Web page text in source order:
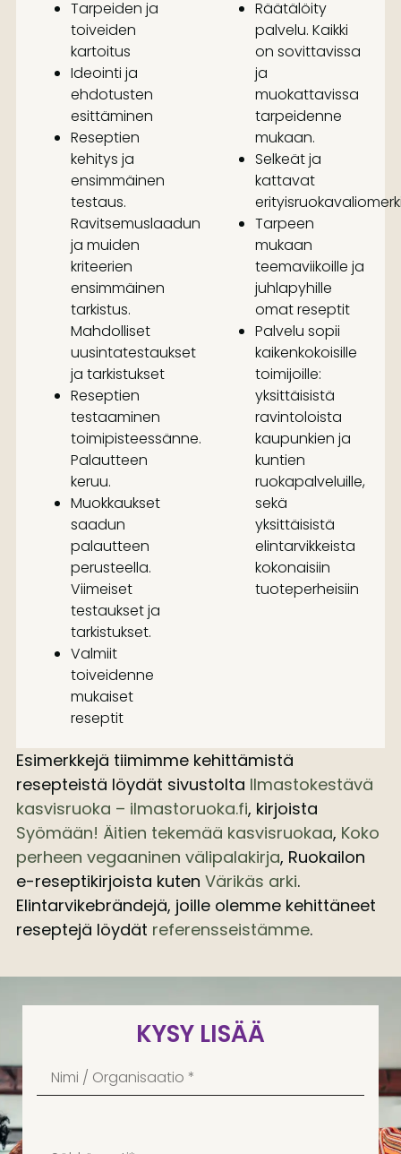
Tarpeiden ja
toiveiden
kartoitus
Ideointi ja
ehdotusten
esittäminen
Reseptien
kehitys ja
ensimmäinen
testaus.
Ravitsemuslaadun
ja muiden
kriteerien
ensimmäinen
tarkistus.
Mahdolliset
uusintatestaukset
ja tarkistukset
Reseptien
testaaminen
toimipisteessänne.
Palautteen
keruu.
Muokkaukset
saadun
palautteen
perusteella.
Viimeiset
testaukset ja
tarkistukset.
Valmiit
toiveidenne
mukaiset
reseptit
Räätälöity
palvelu. Kaikki
on sovittavissa
ja
muokattavissa
tarpeidenne
mukaan.
Selkeät ja
kattavat
Tarpeen
mukaan
teemaviikoille ja
juhlapyhille
omat reseptit
Palvelu sopii
kaikenkokoisille
toimijoille:
yksittäisistä
ravintoloista
kaupunkien ja
kuntien
ruokapalveluille,
sekä
yksittäisistä
elintarvikkeista
kokonaisiin
tuoteperheisiin
Esimerkkejä tiimimme kehittämistä
resepteistä löydät sivustolta Ilmastokestävä
kasvisruoka – ilmastoruoka.fi, kirjoista
Syömään! Äitien tekemää kasvisruokaa, Koko
perheen vegaaninen välipalakirja, Ruokailon
e-reseptikirjoista kuten Värikäs arki.
Elintarvikebrändejä, joille olemme kehittäneet
reseptejä löydät referensseistämme.
KYSY LISÄÄ